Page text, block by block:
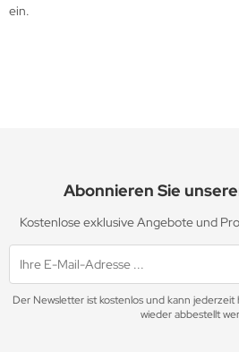
ein.
Abonnieren Sie
Kostenlose exklusive Angebote und
Der Newsletter ist kostenlos und kann
wieder abbestellt